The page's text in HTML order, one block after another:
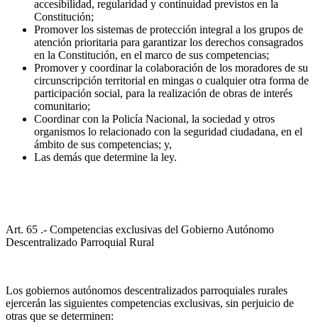
accesibilidad, regularidad y continuidad previstos en la
Constitución;
Promover los sistemas de protección integral a los grupos de
atención prioritaria para garantizar los derechos consagrados
en la Constitución, en el marco de sus competencias;
Promover y coordinar la colaboración de los moradores de su
circunscripción territorial en mingas o cualquier otra forma de
participación social, para la realización de obras de interés
comunitario;
Coordinar con la Policía Nacional, la sociedad y otros
organismos lo relacionado con la seguridad ciudadana, en el
ámbito de sus competencias; y,
Las demás que determine la ley.
Art. 65 .- Competencias exclusivas del Gobierno Autónomo
Descentralizado Parroquial Rural
Los gobiernos autónomos descentralizados parroquiales rurales
ejercerán las siguientes competencias exclusivas, sin perjuicio de
otras que se determinen: